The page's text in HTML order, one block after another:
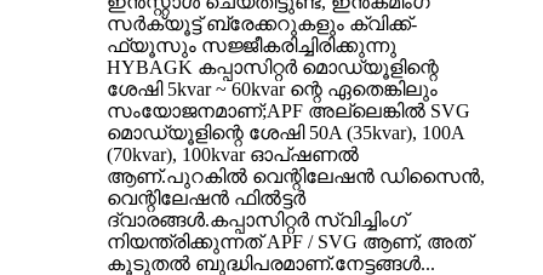
സർക്യൂട്ട് ബ്രേക്കറുകളും ക്വിക്ക്-
ഫ്യൂസും സജ്ജീകരിച്ചിരിക്കുന്നു
HYBAGK കപ്പാസിറ്റർ മൊഡ്യൂളിന്റെ
ശേഷി 5kvar ~ 60kvar ന്റെ ഏതെങ്കിലും
സംയോജനമാണ്;APF അല്ലെങ്കിൽ SVG
മൊഡ്യൂളിന്റെ ശേഷി 50A (35kvar), 100A
(70kvar), 100kvar ഓപ്ഷണൽ
ആണ്.പുറകിൽ വെന്റിലേഷൻ ഡിസൈൻ,
വെന്റിലേഷൻ ഫിൽട്ടർ
ദ്വാരങ്ങൾ.കപ്പാസിറ്റർ സ്വിച്ചിംഗ്
നിയന്ത്രിക്കുന്നത് APF / SVG ആണ്, അത്
കൂടുതൽ ബുദ്ധിപരമാണ്.നേട്ടങ്ങൾ...